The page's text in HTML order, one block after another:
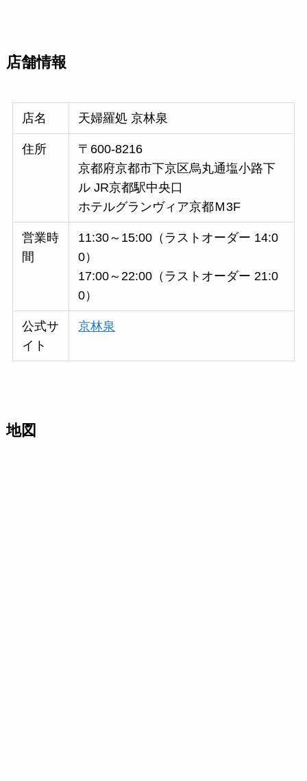
店舗情報
店名 天婦羅処 京林泉
住所
〒600-8216
京都府京都市下京区烏丸通塩小路下
ル JR京都駅中央口
ホテルグランヴィア京都Ｍ3F
営業時
間
11:30～15:00（ラストオーダー 14:0
0）
17:00～22:00（ラストオーダー 21:0
0）
公式サ
イト
京林泉
地図